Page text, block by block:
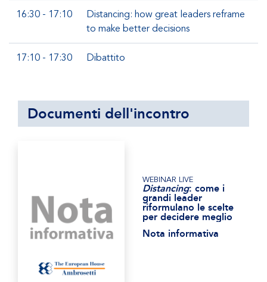
16:30 - 17:10
Distancing: how great leaders reframe
to make better decisions
17:10 - 17:30 Dibattito
Documenti dell'incontro
WEBINAR LIVE
Distancing: come i
grandi leader
riformulano le scelte
per decidere meglio
Nota informativa